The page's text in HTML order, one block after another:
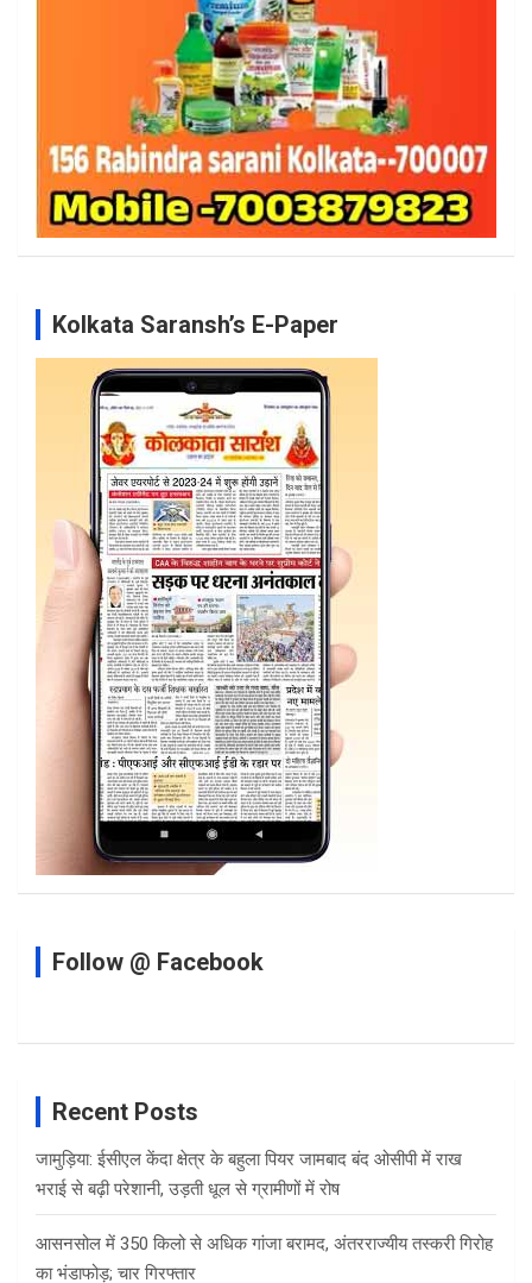
Kolkata Saransh’s E-Paper
Follow @ Facebook
Recent Posts
जामुड़िया: ईसीएल केंदा क्षेत्र के बहुला पियर जामबाद बंद ओसीपी में राख
भराई से बढ़ी परेशानी, उड़ती धूल से ग्रामीणों में रोष
आसनसोल में 350 किलो से अधिक गांजा बरामद, अंतरराज्यीय तस्करी गिरोह
का भंडाफोड़; चार गिरफ्तार